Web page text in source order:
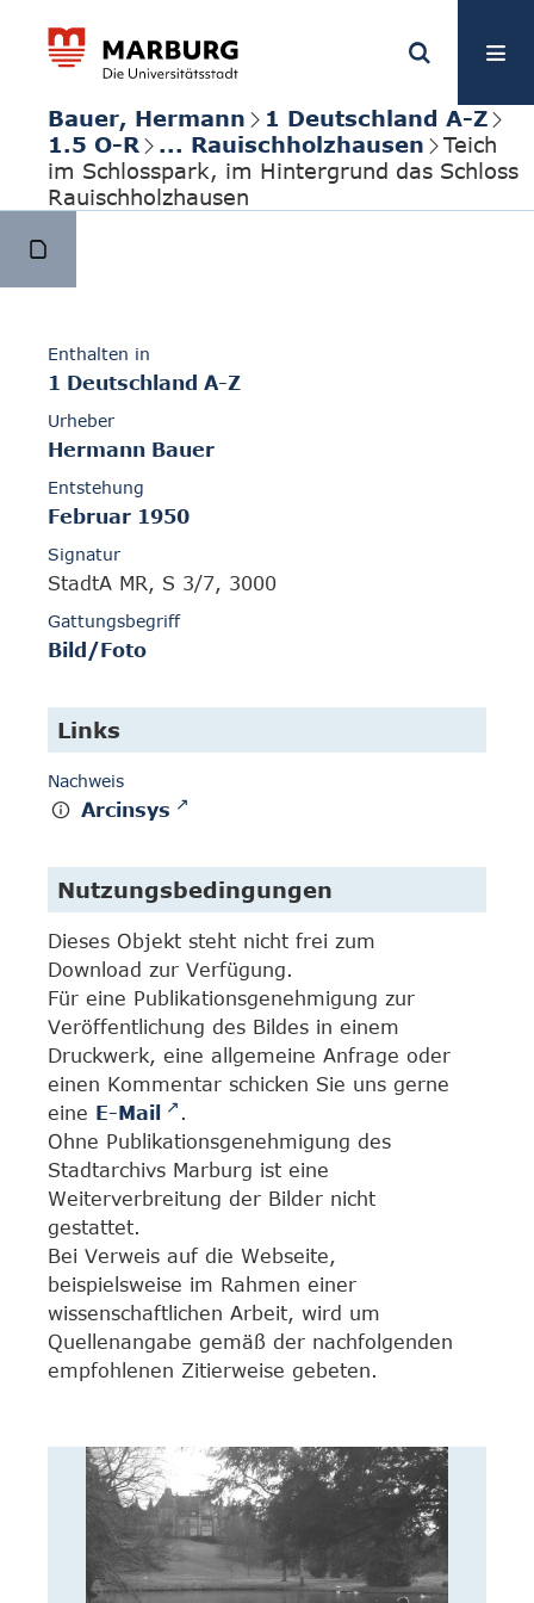
Bauer, Hermann
1 Deutschland A-Z
1.5 O-R
... Rauischholzhausen
Teich
im Schlosspark, im Hintergrund das Schloss
Rauischholzhausen
Enthalten in
1 Deutschland A-Z
Urheber
Hermann Bauer
Entstehung
Februar 1950
Signatur
StadtA MR, S 3/7, 3000
Gattungsbegriff
Bild/Foto
Links
Nachweis
Arcinsys
Nutzungsbedingungen
Dieses Objekt steht nicht frei zum
Download zur Verfügung.
Für eine Publikationsgenehmigung zur
Veröffentlichung des Bildes in einem
Druckwerk, eine allgemeine Anfrage oder
einen Kommentar schicken Sie uns gerne
eine E-Mail
.
Ohne Publikationsgenehmigung des
Stadtarchivs Marburg ist eine
Weiterverbreitung der Bilder nicht
gestattet.
Bei Verweis auf die Webseite,
beispielsweise im Rahmen einer
wissenschaftlichen Arbeit, wird um
Quellenangabe gemäß der nachfolgenden
empfohlenen Zitierweise gebeten.